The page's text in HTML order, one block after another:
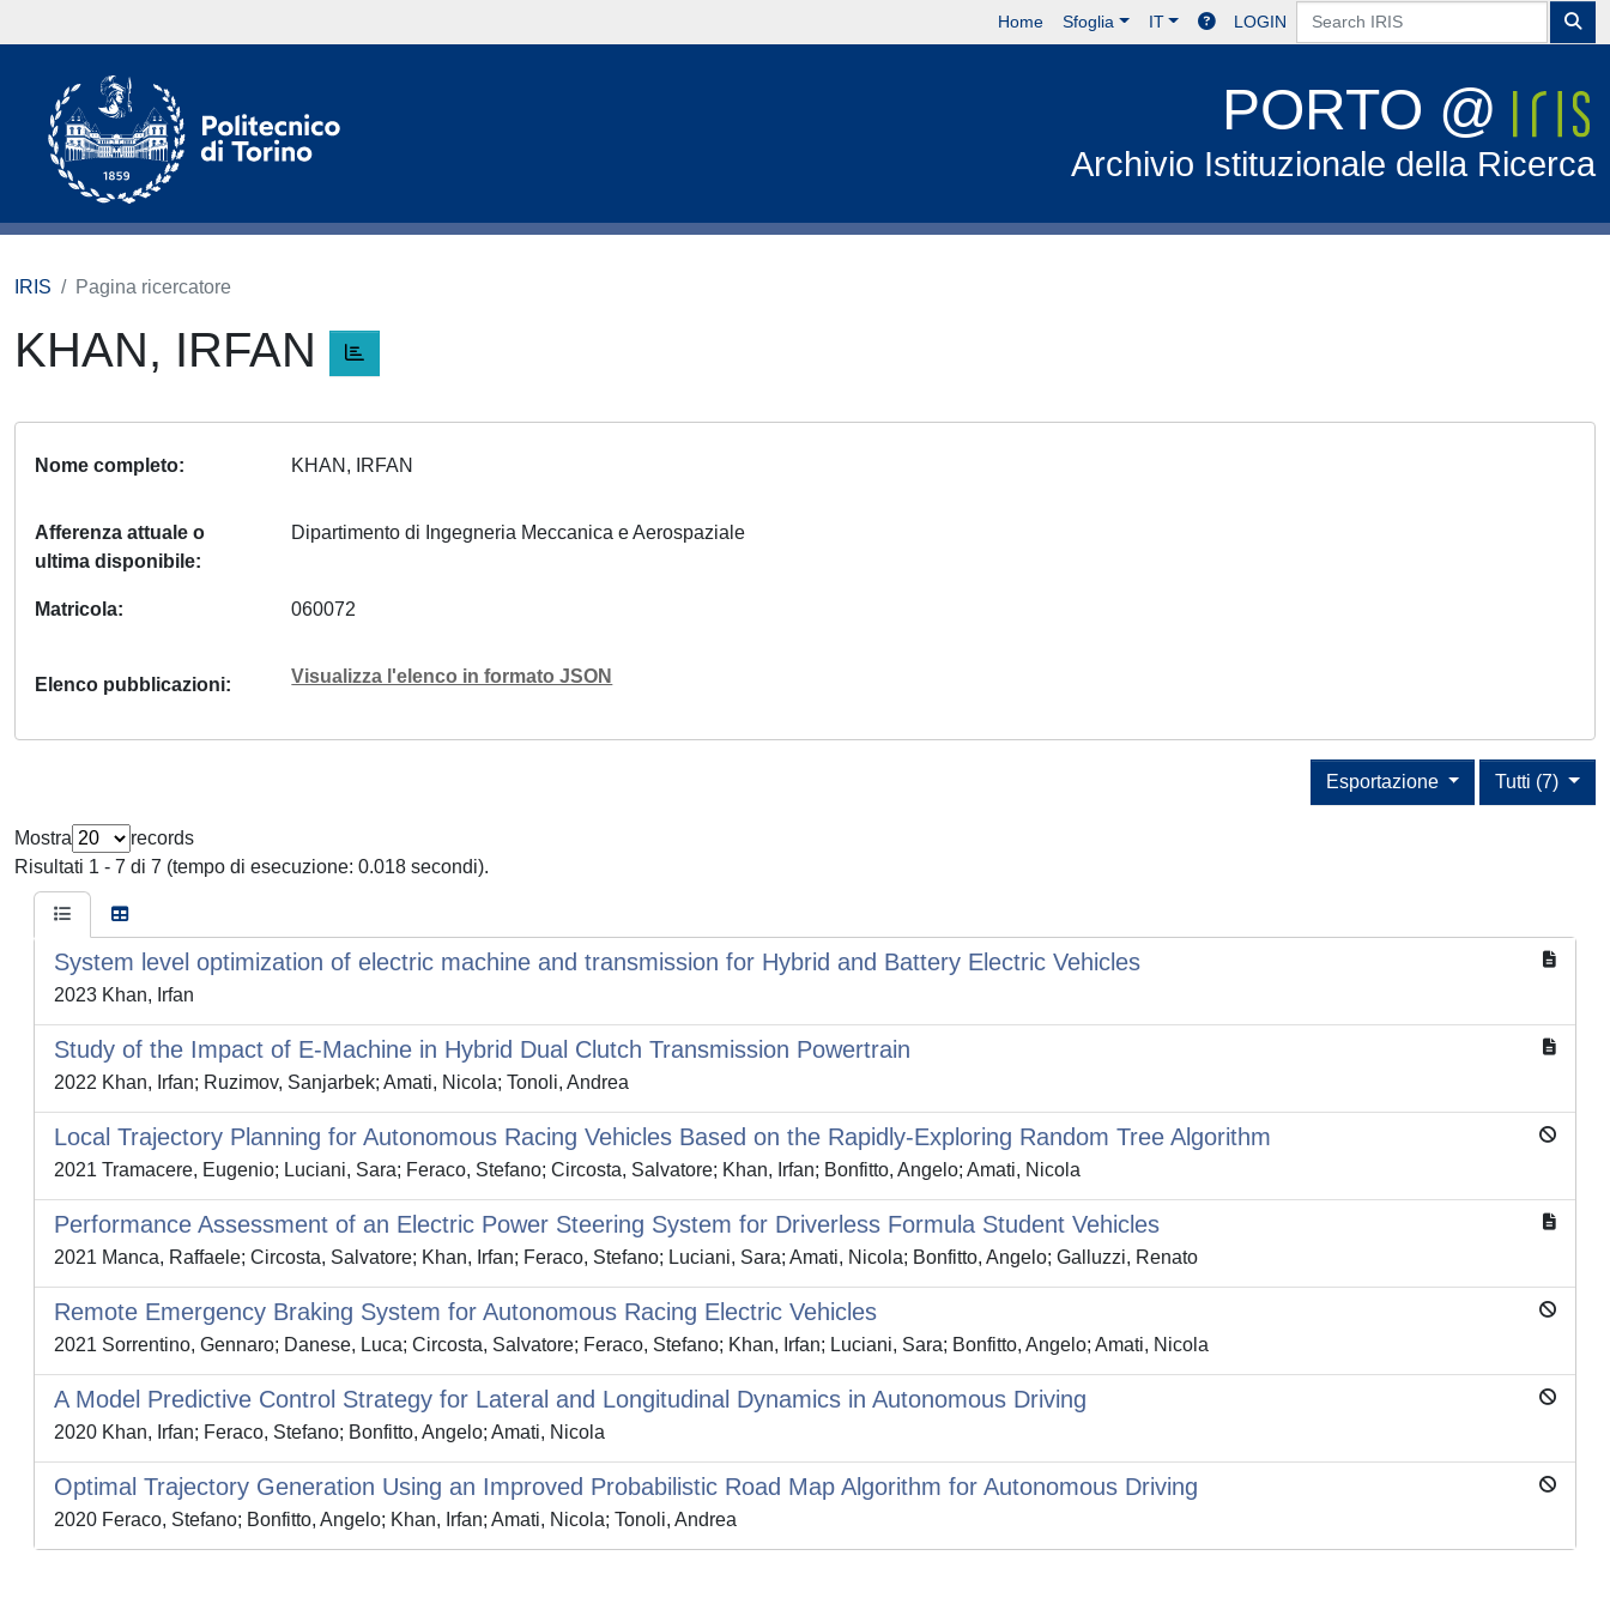
Home Sfoglia IT LOGIN
PORTO @
Archivio Istituzionale della Ricerca
IRIS Pagina ricercatore
KHAN, IRFAN
Nome completo KHAN, IRFAN
Afferenza attuale o
ultima disponibile
Dipartimento di Ingegneria Meccanica e Aerospaziale
Matricola 060072
Elenco pubblicazioni Visualizza l'elenco in formato JSON
Tutti (7)
Esportazione
Mostra
records
Risultati 1 - 7 di 7 (tempo di esecuzione: 0.018 secondi).
System level optimization of electric machine and transmission for Hybrid and Battery Electric Vehicles
2023 Khan, Irfan
Study of the Impact of E-Machine in Hybrid Dual Clutch Transmission Powertrain
2022 Khan, Irfan; Ruzimov, Sanjarbek; Amati, Nicola; Tonoli, Andrea
Local Trajectory Planning for Autonomous Racing Vehicles Based on the Rapidly-Exploring Random Tree Algorithm
2021 Tramacere, Eugenio; Luciani, Sara; Feraco, Stefano; Circosta, Salvatore; Khan, Irfan; Bonfitto, Angelo; Amati, Nicola
Performance Assessment of an Electric Power Steering System for Driverless Formula Student Vehicles
2021 Manca, Raffaele; Circosta, Salvatore; Khan, Irfan; Feraco, Stefano; Luciani, Sara; Amati, Nicola; Bonfitto, Angelo; Galluzzi, Renato
Remote Emergency Braking System for Autonomous Racing Electric Vehicles
2021 Sorrentino, Gennaro; Danese, Luca; Circosta, Salvatore; Feraco, Stefano; Khan, Irfan; Luciani, Sara; Bonfitto, Angelo; Amati, Nicola
A Model Predictive Control Strategy for Lateral and Longitudinal Dynamics in Autonomous Driving
2020 Khan, Irfan; Feraco, Stefano; Bonfitto, Angelo; Amati, Nicola
Optimal Trajectory Generation Using an Improved Probabilistic Road Map Algorithm for Autonomous Driving
2020 Feraco, Stefano; Bonfitto, Angelo; Khan, Irfan; Amati, Nicola; Tonoli, Andrea